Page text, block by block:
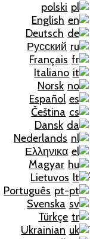
polski
English
Deutsch
Русский
Français
Italiano
Norsk
Español
Čeština
Dansk
Nederlands
Ελληνικα
Magyar
Lietuvos
Português
Svenska
Türkçe
Ukrainian